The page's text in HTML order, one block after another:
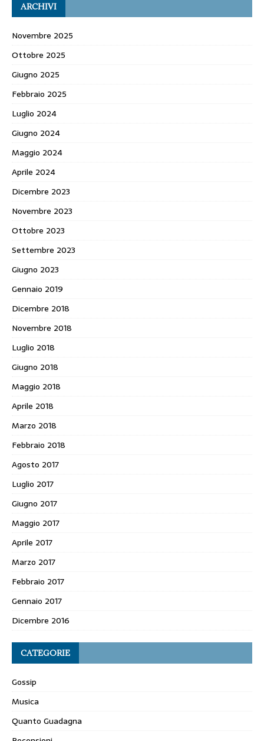
ARCHIVI
Novembre 2025
Ottobre 2025
Giugno 2025
Febbraio 2025
Luglio 2024
Giugno 2024
Maggio 2024
Aprile 2024
Dicembre 2023
Novembre 2023
Ottobre 2023
Settembre 2023
Giugno 2023
Gennaio 2019
Dicembre 2018
Novembre 2018
Luglio 2018
Giugno 2018
Maggio 2018
Aprile 2018
Marzo 2018
Febbraio 2018
Agosto 2017
Luglio 2017
Giugno 2017
Maggio 2017
Aprile 2017
Marzo 2017
Febbraio 2017
Gennaio 2017
Dicembre 2016
CATEGORIE
Gossip
Musica
Quanto Guadagna